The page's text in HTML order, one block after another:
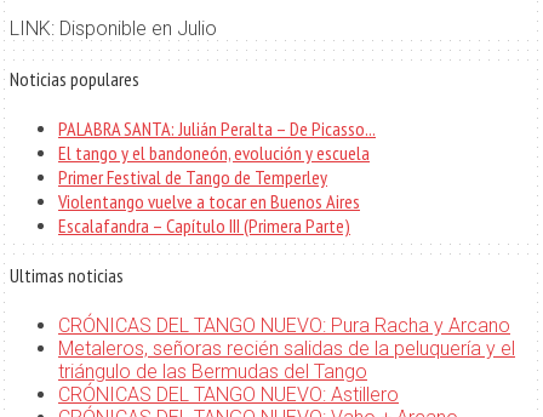
LINK: Disponible en Julio
Noticias populares
PALABRA SANTA: Julián Peralta – De Picasso...
El tango y el bandoneón, evolución y escuela
Primer Festival de Tango de Temperley
Violentango vuelve a tocar en Buenos Aires
Escalafandra – Capítulo III (Primera Parte)
Ultimas noticias
CRÓNICAS DEL TANGO NUEVO: Pura Racha y Arcano
Metaleros, señoras recién salidas de la peluquería y el
triángulo de las Bermudas del Tango
CRÓNICAS DEL TANGO NUEVO: Astillero